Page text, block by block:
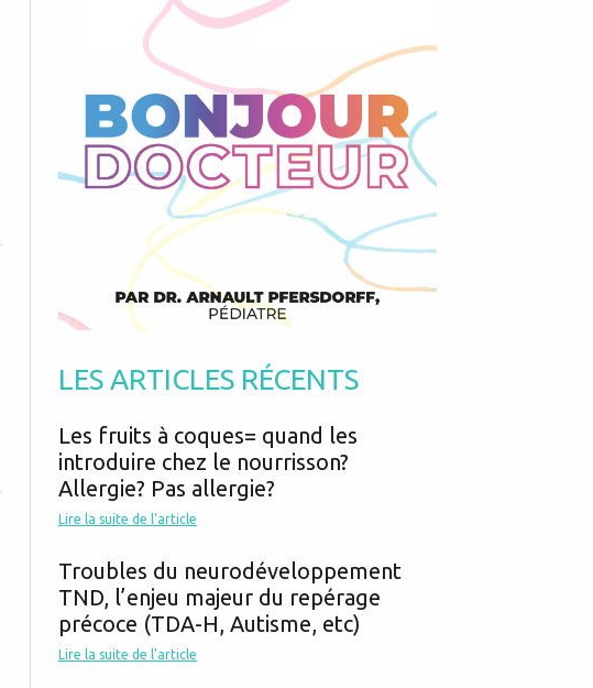
Prématurés
Protection enfance
Psycho social
psychologie
Vision
Voyages
Dépistage des troubles visuels chez les écoliers (amblyopie, myopie,
C'est quoi l'hypermétropie? la myopie? l'anisométropie? l'astigmatisme? chez l'enfant
LES ARTICLES RÉCENTS
Les fruits à coques= quand les
introduire chez le nourrisson?
Allergie? Pas allergie?
Lire la suite de l'article
Troubles du neurodéveloppement
TND, l’enjeu majeur du repérage
précoce (TDA-H, Autisme, etc)
Lire la suite de l'article